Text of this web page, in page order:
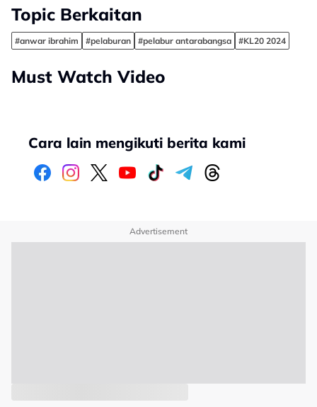
Topic Berkaitan
#anwar ibrahim #pelaburan #pelabur antarabangsa #KL20 2024
Must Watch Video
Cara lain mengikuti berita kami
Advertisement